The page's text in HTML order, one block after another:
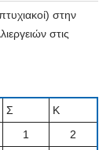
στην
στις
Σ
Κ
1
2